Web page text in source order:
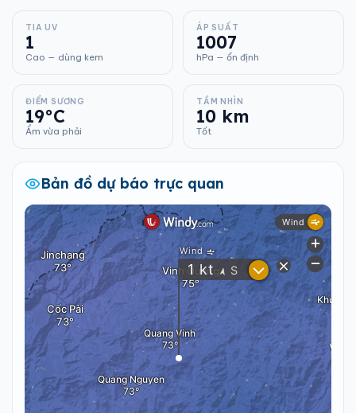
TIA UV
1
Cao — dùng kem
ÁP SUẤT
1007
hPa — ổn định
ĐIỂM SƯƠNG
19°C
Ẩm vừa phải
TẦM NHÌN
10 km
Tốt
Bản đồ dự báo trực quan